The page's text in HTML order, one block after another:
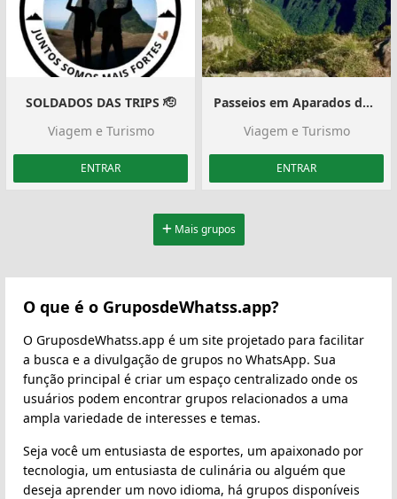
SOLDADOS DAS TRIPS 🫡
Viagem e Turismo
ENTRAR
Passeios em Aparados da Serra
Viagem e Turismo
ENTRAR
Mais grupos
O que é o GruposdeWhatss.app?
O GruposdeWhatss.app é um site projetado para facilitar
a busca e a divulgação de grupos no WhatsApp. Sua
função principal é criar um espaço centralizado onde os
usuários podem encontrar grupos relacionados a uma
ampla variedade de interesses e temas.
Seja você um entusiasta de esportes, um apaixonado por
tecnologia, um entusiasta de culinária ou alguém que
deseja aprender um novo idioma, há grupos disponíveis